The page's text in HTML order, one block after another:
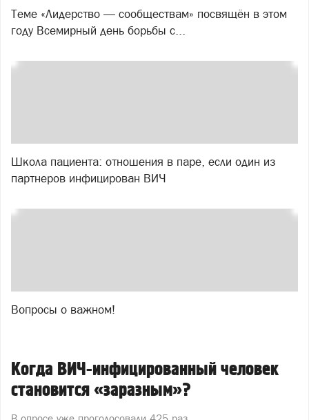
Теме «Лидерство — сообществам» посвящён в этом
году Всемирный день борьбы с...
Школа пациента: отношения в паре, если один из
партнеров инфицирован ВИЧ
Вопросы о важном!
Когда ВИЧ-инфицированный человек
становится «заразным»?